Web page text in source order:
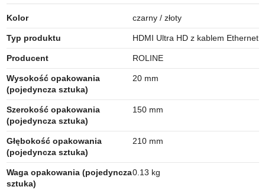
Kolor czarny / złoty
Typ produktu HDMI Ultra HD z kablem Ethernet
Producent ROLINE
Wysokość opakowania
(pojedyncza sztuka)
20 mm
Szerokość opakowania
(pojedyncza sztuka)
150 mm
Głębokość opakowania
(pojedyncza sztuka)
210 mm
Waga opakowania (pojedyncza
sztuka)
0.13 kg